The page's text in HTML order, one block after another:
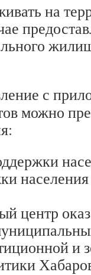
на
с
можно
центр
и